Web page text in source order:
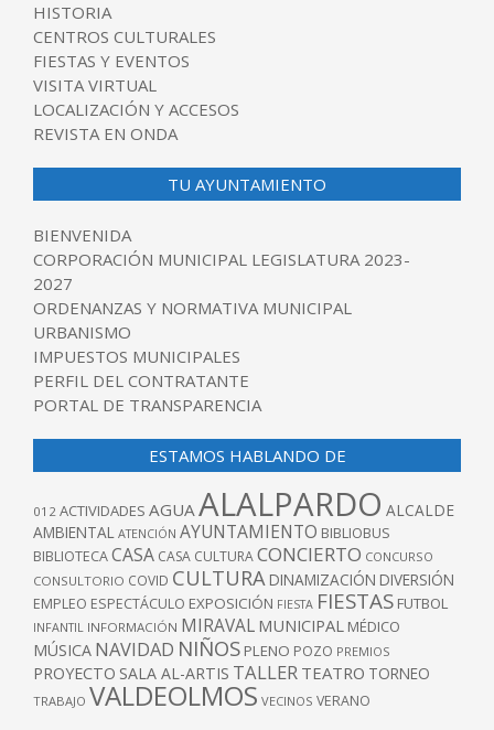
HISTORIA
CENTROS CULTURALES
FIESTAS Y EVENTOS
VISITA VIRTUAL
LOCALIZACIÓN Y ACCESOS
REVISTA EN ONDA
TU AYUNTAMIENTO
BIENVENIDA
CORPORACIÓN MUNICIPAL LEGISLATURA 2023-
2027
ORDENANZAS Y NORMATIVA MUNICIPAL
URBANISMO
IMPUESTOS MUNICIPALES
PERFIL DEL CONTRATANTE
PORTAL DE TRANSPARENCIA
ESTAMOS HABLANDO DE
012 ACTIVIDADES AGUAALALPARDO ALCALDE
AMBIENTAL ATENCIÓN AYUNTAMIENTO BIBLIOBUS
BIBLIOTECACASA CASA CULTURACONCIERTO CONCURSO
CONSULTORIO COVID CULTURA DINAMIZACIÓN DIVERSIÓN
EMPLEO ESPECTÁCULO EXPOSICIÓN FIESTA FIESTAS FUTBOL
INFANTIL INFORMACIÓN MIRAVAL MUNICIPAL MÉDICO
MÚSICA NAVIDAD NIÑOS PLENO POZO PREMIOS
PROYECTO SALA AL-ARTIS TALLER TEATRO TORNEO
TRABAJO VALDEOLMOS VECINOS VERANO